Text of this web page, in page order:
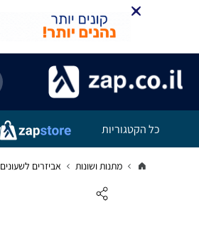
כל הקטגוריות
מתנות ושונות אביזרים לשעונים